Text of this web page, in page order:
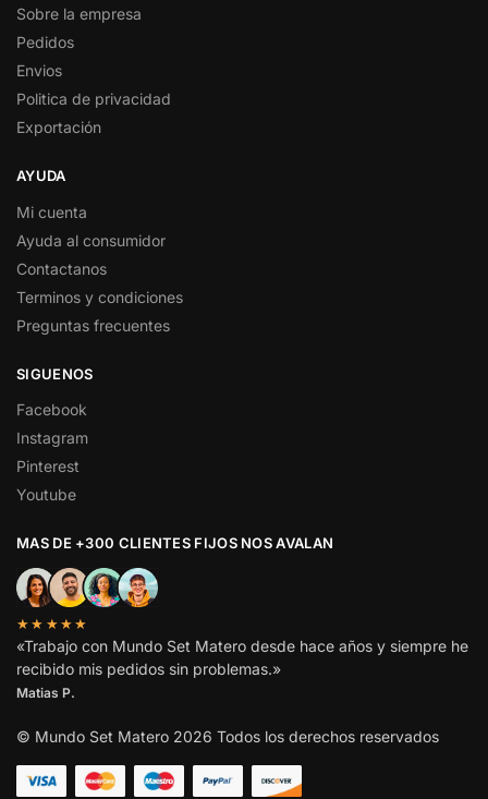
Sobre la empresa
Pedidos
Envios
Politica de privacidad
Exportación
AYUDA
Mi cuenta
Ayuda al consumidor
Contactanos
Terminos y condiciones
Preguntas frecuentes
SIGUENOS
Facebook
Instagram
Pinterest
Youtube
MAS DE +300 CLIENTES FIJOS NOS AVALAN
★★★★★
«Trabajo con Mundo Set Matero desde hace años y siempre he
recibido mis pedidos sin problemas.»
Matias P.
© Mundo Set Matero 2026 Todos los derechos reservados